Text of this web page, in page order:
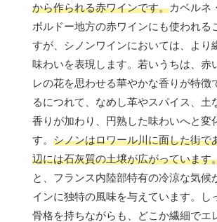
から作られる赤ワインです。カベルネ
ボルドー地方の赤ワインにも使われる
すが、シノンワインにおいては、より
味わいを表現します。若いうちは、赤
レの花を思わせる華やかな香りが特徴
るにつれて、なめし革やスパイス、土
香りが加わり、円熟した味わいへと変
す。 シノンはロワール川に面した街で
辺には石灰質の土壌が広がっています
と、フランス内陸部特有の冷涼な気候
インに独特の風味を与えています。し
骨格を持ちながらも、どこか繊細でエ